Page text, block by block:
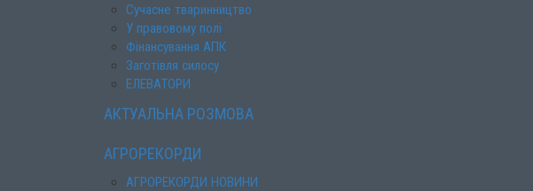
Сучасне тваринництво
У правовому полі
Фінансування АПК
Заготівля силосу
ЕЛЕВАТОРИ
АКТУАЛЬНА РОЗМОВА
АГРОРЕКОРДИ
АГРОРЕКОРДИ НОВИНИ